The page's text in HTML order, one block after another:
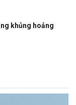
khủng hoảng